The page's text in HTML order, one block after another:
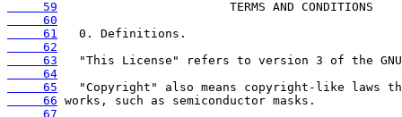
     59
     60
     61
     62
     63
     64
     65
     66
     67